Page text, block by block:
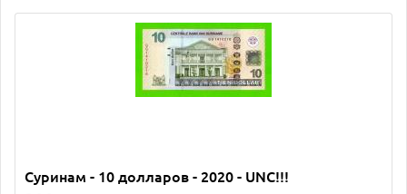
Суринам - 10 долларов - 2020 - UNC!!!